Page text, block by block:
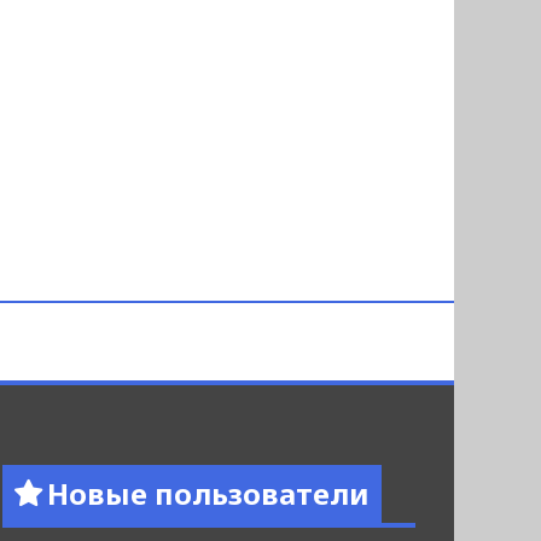
Новые пользователи